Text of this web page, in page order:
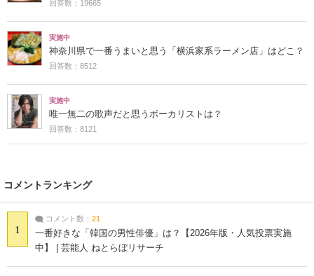
回答数：19665
実施中
神奈川県で一番うまいと思う「横浜家系ラーメン店」はどこ？
回答数：8512
実施中
唯一無二の歌声だと思うボーカリストは？
回答数：8121
コメントランキング
1
コメント数： 21
一番好きな「韓国の男性俳優」は？【2026年版・人気投票実施
中】 | 芸能人 ねとらぼリサーチ